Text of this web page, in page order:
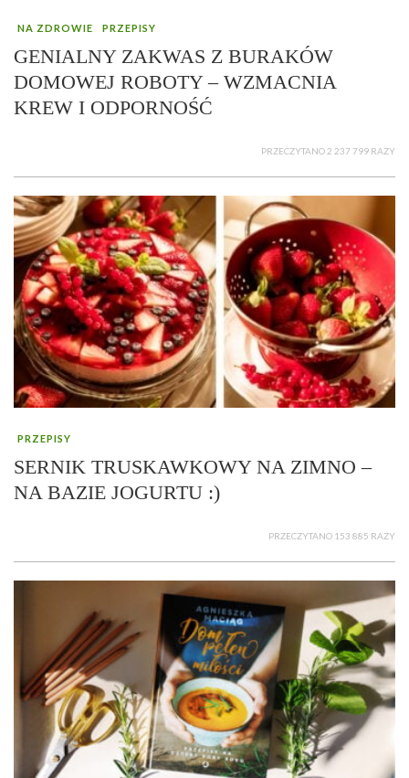
NA ZDROWIE PRZEPISY
GENIALNY ZAKWAS Z BURAKÓW
DOMOWEJ ROBOTY – WZMACNIA
KREW I ODPORNOŚĆ
PRZECZYTANO 2 237 799 RAZY
PRZEPISY
SERNIK TRUSKAWKOWY NA ZIMNO –
NA BAZIE JOGURTU :)
PRZECZYTANO 153 885 RAZY